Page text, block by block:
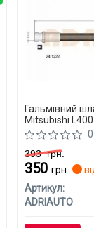
Гальмівний
Mitsubishi L400
393грн.
350грн.
Артикул:
ADRIAUTO